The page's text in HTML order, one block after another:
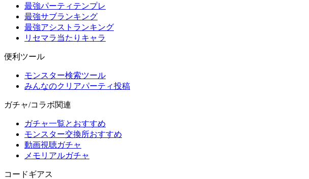
最強パーティテンプレ
最強サブランキング
最強アシストランキング
リセマラ当たりキャラ
便利ツール
モンスター検索ツール
みんなのクリアパーティ投稿
ガチャ/コラボ関連
ガチャ一覧とおすすめ
モンスター交換所おすすめ
動画視聴ガチャ
メモリアルガチャ
コードギアス